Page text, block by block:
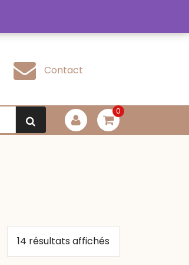
Contact
0
14 résultats affichés